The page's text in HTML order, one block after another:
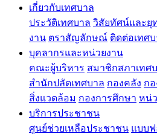
เกี่ยวกับเทศบาล
ประวัติเทศบาล วิสัยทัศน์และยุ
งาน ตราสัญลักษณ์ ติดต่อเทศ
บุคลากรและหน่วยงาน
คณะผู้บริหาร สมาชิกสภาเทศ
สำนักปลัดเทศบาล กองคลัง กอ
สิ่งแวดล้อม กองการศึกษา หน่
บริการประชาชน
ศูนย์ช่วยเหลือประชาชน แบบฟ